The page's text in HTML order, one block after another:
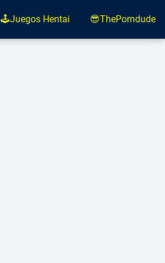
🕹️Juegos Hentai 😎ThePorndude